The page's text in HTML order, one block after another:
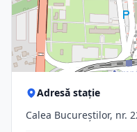
Adresă stație
Calea Bucureştilor, nr.